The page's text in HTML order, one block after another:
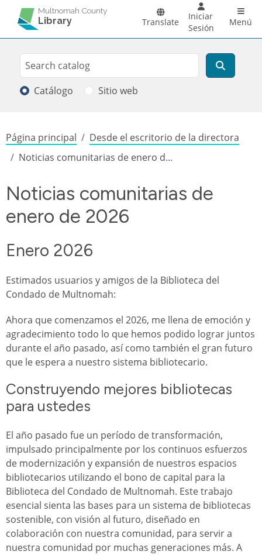
Pasar al contenido principal
Multnomah County
Library Translate
Iniciar
Sesión
Menú
Search
Buscar
Catálogo Sitio web
Sobrescribir enlaces de ayuda a la
Página principal
Desde el escritorio de la directora
Noticias comunitarias de enero d...
Noticias comunitarias de
enero de 2026
Enero 2026
Estimados usuarios y amigos de la Biblioteca del
Condado de Multnomah:
Ahora que comenzamos el 2026, me llena de emoción y
agradecimiento todo lo que hemos podido lograr juntos
durante el año pasado, así como también el gran futuro
que le espera a nuestro sistema bibliotecario.
Construyendo mejores bibliotecas
para ustedes
El año pasado fue un período de transformación,
impulsado principalmente por los continuos esfuerzos
de modernización y expansión de nuestros espacios
bibliotecarios utilizando el bono de capital para la
Biblioteca del Condado de Multnomah. Este trabajo
esencial sienta las bases para un sistema de bibliotecas
sostenible, con visión al futuro, diseñado en
colaboración con nuestra comunidad, para servir a
nuestra comunidad por muchas generaciones más. A